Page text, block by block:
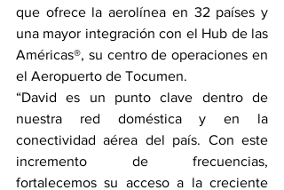
que ofrece la aerolínea en 32 países y
una mayor integración con el Hub de las
Américas®, su centro de operaciones en
el Aeropuerto de Tocumen.
“David es un punto clave dentro de
nuestra red doméstica y en la
conectividad aérea del país. Con este
incremento de frecuencias,
fortalecemos su acceso a la creciente